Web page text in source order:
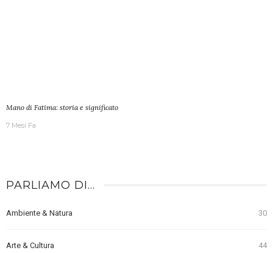
Mano di Fatima: storia e significato
7 Mesi Fa
PARLIAMO DI…
Ambiente & Natura 30
Arte & Cultura 44